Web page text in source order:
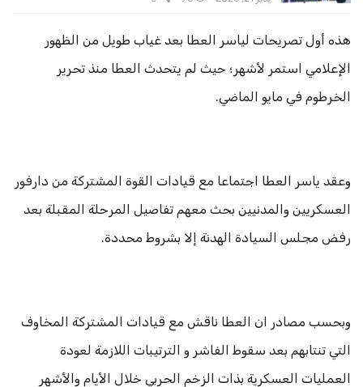
هذه أول تصريحات لياسر العطا بعد غياب طويل من الظهور
الإعلامي استمر لأشهر؛ حيث لم يتحدث العطا منذ تحرير
الخرطوم في مايو الماضي.
وعقد ياسر العطا اجتماعا مع قيادات القوة المشتركة من دارفور
العسكريين والمدنيين بحث معهم تفاصيل المرحلة المقبلة بعد
رفض مجلس السيادة الهدنة إلا بشروط محددة.
وبحسب مصادر ان العطا ناقش مع قيادات المشتركة المخاوف
التي تنتابهم بعد سقوط الفاشر و الترتيبات اللازمة لعودة
العمليات العسكرية بذات الزخم الحربي خلال الأيام والأشهر